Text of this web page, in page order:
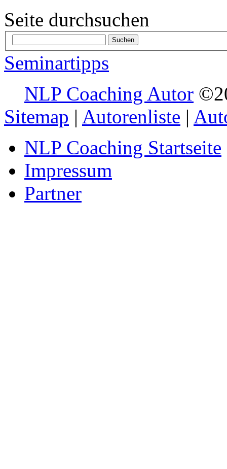
Seite durchsuchen
Seminartipps
NLP Coaching Autor
Sitemap | Autorenliste |
NLP Coaching Startseite
Impressum
Partner